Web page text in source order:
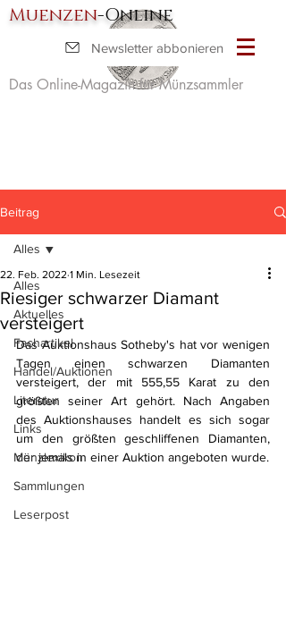
Muenzen-Online
Das Online-Magazin für Münzsammler
Newsletter abbonieren
Beitrag
Alles
Aktuelles
Fachartikel
Handel/Auktionen
Literatur
Links
Münzlexikon
Sammlungen
Leserpost
Alles
Riesiger schwarzer Diamant
versteigert
22. Feb. 2022 1 Min. Lesezeit
Das Auktionshaus Sotheby's hat vor wenigen
Tagen einen schwarzen Diamanten
versteigert, der mit 555,55 Karat zu den
größten seiner Art gehört. Nach Angaben
des Auktionshauses handelt es sich sogar
um den größten geschliffenen Diamanten,
der jemals in einer Auktion angeboten wurde.